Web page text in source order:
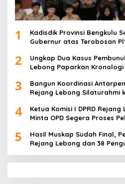
1
Kadisdik Provinsi Bengkulu
Gubernur atas Terobosan
2
Ungkap Dua Kasus
Lebong Paparkan
3
Bangun Koordinasi
Rejang Lebong Silaturahmi
4
Ketua Komisi I DPRD
Minta OPD Segera Proses
5
Hasil Muskap Sudah Final,
Rejang Lebong dan 38